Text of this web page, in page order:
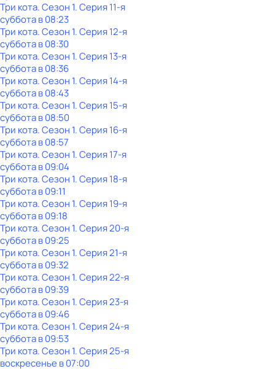
Три кота. Сезон 1. Серия 11-я
субботав08:23
Три кота. Сезон 1. Серия 12-я
субботав08:30
Три кота. Сезон 1. Серия 13-я
субботав08:36
Три кота. Сезон 1. Серия 14-я
субботав08:43
Три кота. Сезон 1. Серия 15-я
субботав08:50
Три кота. Сезон 1. Серия 16-я
субботав08:57
Три кота. Сезон 1. Серия 17-я
субботав09:04
Три кота. Сезон 1. Серия 18-я
субботав09:11
Три кота. Сезон 1. Серия 19-я
субботав09:18
Три кота. Сезон 1. Серия 20-я
субботав09:25
Три кота. Сезон 1. Серия 21-я
субботав09:32
Три кота. Сезон 1. Серия 22-я
субботав09:39
Три кота. Сезон 1. Серия 23-я
субботав09:46
Три кота. Сезон 1. Серия 24-я
субботав09:53
Три кота. Сезон 1. Серия 25-я
воскресенье в07:00